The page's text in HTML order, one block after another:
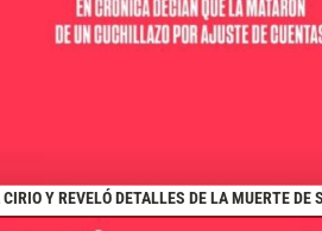
Y REVELÓ DETALLES DE LA MUERTE DE